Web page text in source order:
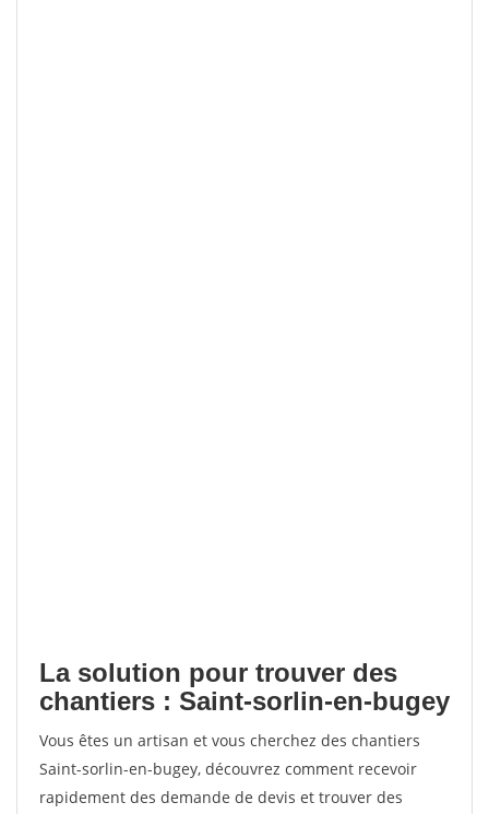
La solution pour trouver des
chantiers : Saint-sorlin-en-bugey
Vous êtes un artisan et vous cherchez des chantiers
Saint-sorlin-en-bugey, découvrez comment recevoir
rapidement des demande de devis et trouver des